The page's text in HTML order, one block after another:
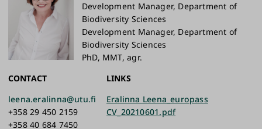
Development Manager, Department of
Biodiversity Sciences
Development Manager, Department of
Biodiversity Sciences
PhD, MMT, agr.
CONTACT
leena.eralinna@utu.fi
+358 29 450 2159
+358 40 684 7450
LINKS
Eralinna Leena_europass
CV_20210601.pdf